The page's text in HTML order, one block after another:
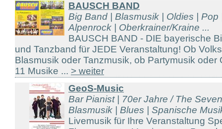
BAUSCH BAND
Big Band | Blasmusik | Oldies |
Alpenrock | Oberkrainer/Kraine ...
BAUSCH BAND - DIE bayerische
und Tanzband für JEDE Veranstaltung! Ob
Blasmusik oder Tanzmusik, ob Partymusik oder
11 Musike ... > weiter
GeoS-Music
Bar Pianist | 70er Jahre / The
Blasmusik | Blues | Spanische
Livemusik für Ihre Veranstaltung